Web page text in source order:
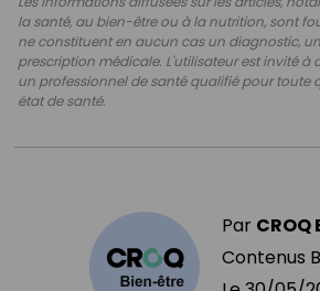
la santé, au bien-être ou à la nutrition, sont
ne constituent en aucun cas un diagnostic,
prescription médicale. L'utilisateur est invité à
un professionnel de santé qualifié pour toute
état de santé.
Par
Contenus